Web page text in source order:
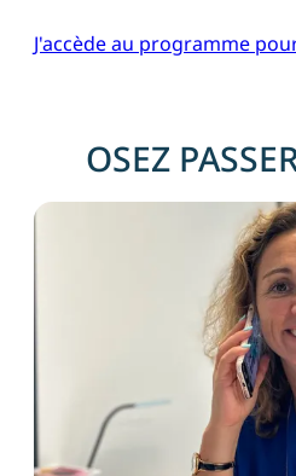
J'accède au programme
OSEZ